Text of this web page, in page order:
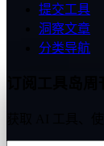
提交工具
洞察文章
分类导航